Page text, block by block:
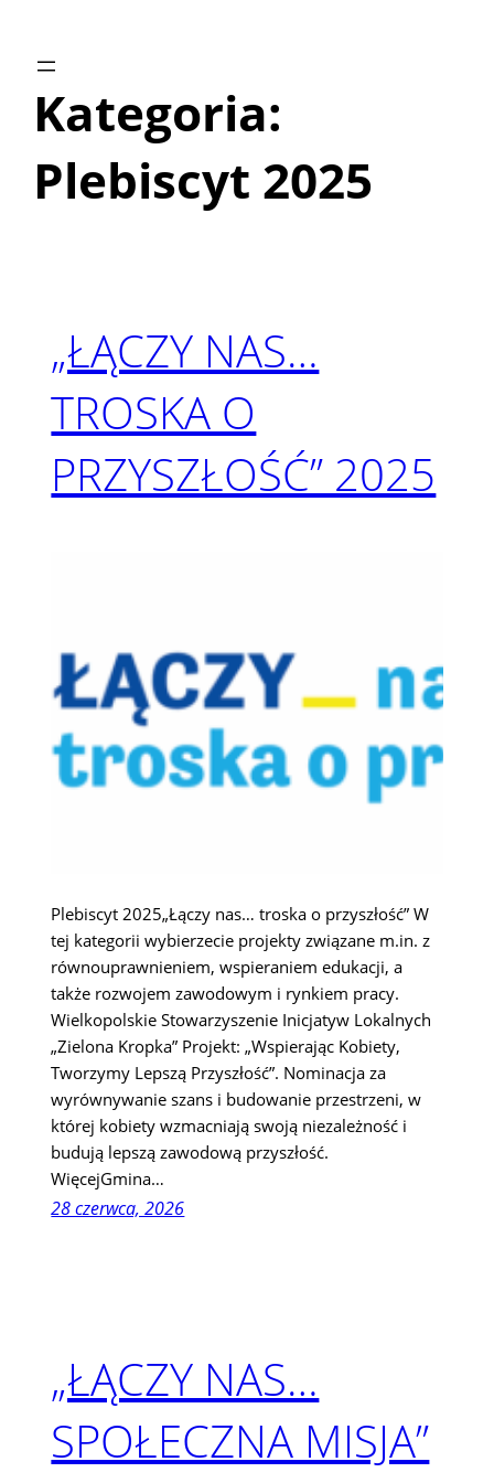
Kategoria:
Plebiscyt 2025
„ŁĄCZY NAS…
TROSKA O
PRZYSZŁOŚĆ” 2025
Plebiscyt 2025„Łączy nas… troska o przyszłość” W
tej kategorii wybierzecie projekty związane m.in. z
równouprawnieniem, wspieraniem edukacji, a
także rozwojem zawodowym i rynkiem pracy.
Wielkopolskie Stowarzyszenie Inicjatyw Lokalnych
„Zielona Kropka” Projekt: „Wspierając Kobiety,
Tworzymy Lepszą Przyszłość”. Nominacja za
wyrównywanie szans i budowanie przestrzeni, w
której kobiety wzmacniają swoją niezależność i
budują lepszą zawodową przyszłość.
WięcejGmina…
28 czerwca, 2026
„ŁĄCZY NAS…
SPOŁECZNA MISJA”